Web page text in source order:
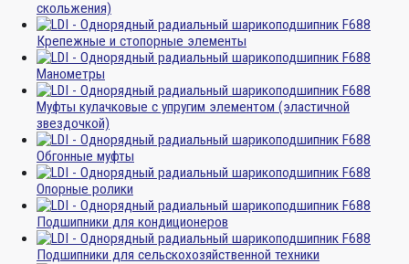
скольжения)
Крепежные и стопорные элементы
Манометры
Муфты кулачковые с упругим элементом (эластичной
звездочкой)
Обгонные муфты
Опорные ролики
Подшипники для кондиционеров
Подшипники для сельскохозяйственной техники